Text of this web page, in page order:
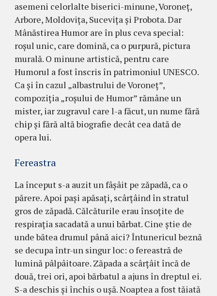
ase­meni celorlalte biserici-minune, Voroneț,
Ar­bore, Moldovița, Sucevița și Probota. Dar
Mânăs­tirea Hu­mor are în plus ceva special:
roșul unic, care domină, ca o purpură, pictura
murală. O minune artistică, pentru care
Humorul a fost în­scris în patrimoniul UNESCO.
Ca și în cazul „al­bastrului de Voroneț”,
compoziția „roșului de Humor” ră­mâne un
mister, iar zugravul care l-a făcut, un nume fără
chip și fără altă biografie decât cea dată de
opera lui.
Fereastra
La început s-a auzit un fâșâit pe zăpadă, ca o
părere. Apoi pași apăsați, scârțâind în stratul
gros de zăpadă. Călcăturile erau însoțite de
respirația sacadată a unui băr­bat. Cine știe de
unde bătea dru­mul până aici? Întunericul beznă
se decupa într-un singur loc: o fereastră de
lumină pâlpâi­toare. Ză­pada a scârțâit încă de
două, trei ori, apoi bărbatul a ajuns în dreptul ei.
S-a deschis și închis o ușă. Noaptea a fost tăia­tă